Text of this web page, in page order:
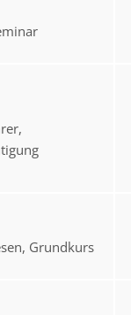
Grundkurs